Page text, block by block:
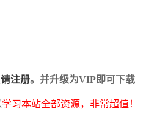
请注册。并升级为VIP即可下载
学习本站全部资源，非常超值！